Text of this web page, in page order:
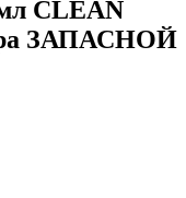
CLEAN
ЗАПАСНОЙ